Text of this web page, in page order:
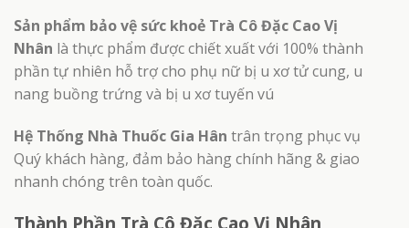
Sản phẩm bảo vệ sức khoẻ Trà Cô Đặc Cao Vị
Nhân là thực phẩm được chiết xuất với 100% thành
phần tự nhiên hỗ trợ cho phụ nữ bị u xơ tử cung, u
nang buồng trứng và bị u xơ tuyến vú
Hệ Thống Nhà Thuốc Gia Hân trân trọng phục vụ
Quý khách hàng, đảm bảo hàng chính hãng & giao
nhanh chóng trên toàn quốc.
Thành Phần Trà Cô Đặc Cao Vị Nhân